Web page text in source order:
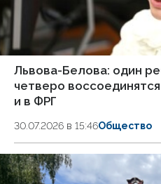
Львова-Белова: один
четверо
и в ФРГ
30.07.2026 в 15:46Общество